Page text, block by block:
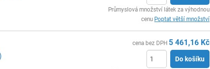
Průmyslová množství látek za výhodnou
cenu Poptat větší množství
cena bez DPH 5 461,16 Kč
Do košíku